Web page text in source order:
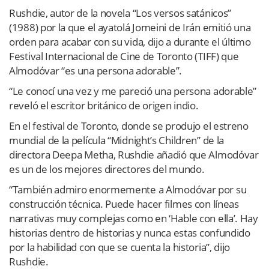
Rushdie, autor de la novela “Los versos satánicos”
(1988) por la que el ayatolá Jomeini de Irán emitió una
orden para acabar con su vida, dijo a durante el último
Festival Internacional de Cine de Toronto (TIFF) que
Almodóvar “es una persona adorable”.
“Le conocí una vez y me pareció una persona adorable”
reveló el escritor británico de origen indio.
En el festival de Toronto, donde se produjo el estreno
mundial de la película “Midnight’s Children” de la
directora Deepa Metha, Rushdie añadió que Almodóvar
es un de los mejores directores del mundo.
“También admiro enormemente a Almodóvar por su
construcción técnica. Puede hacer filmes con líneas
narrativas muy complejas como en ‘Hable con ella’. Hay
historias dentro de historias y nunca estas confundido
por la habilidad con que se cuenta la historia”, dijo
Rushdie.